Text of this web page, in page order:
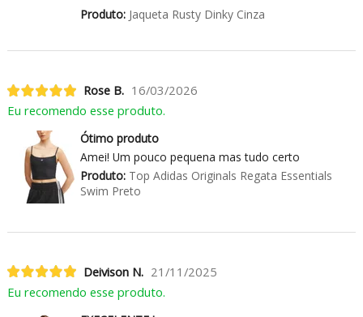
Produto:Jaqueta Rusty Dinky Cinza
Rose B. 16/03/2026
Eu recomendo esse produto.
Ótimo produto
Amei! Um pouco pequena mas tudo certo
Produto:Top Adidas Originals Regata Essentials
Swim Preto
Deivison N. 21/11/2025
Eu recomendo esse produto.